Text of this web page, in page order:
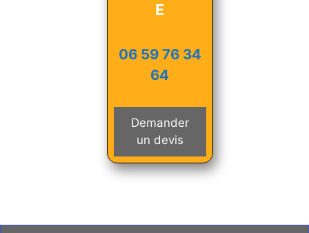
E
06 59 76 34
64
Demander
un devis